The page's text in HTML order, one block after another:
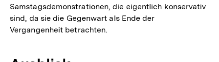
Samstagsdemonstrationen, die eigentlich konservativ
sind, da sie die Gegenwart als Ende der
Vergangenheit betrachten.